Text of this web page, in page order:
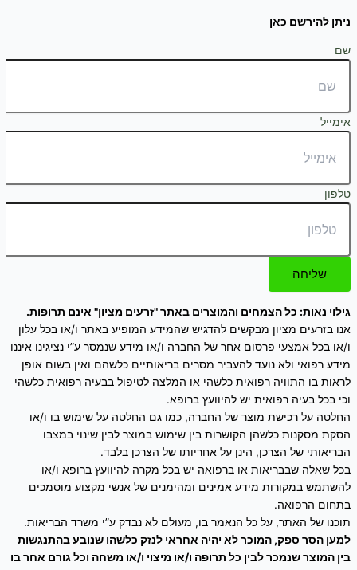
ניתן להירשם כאן
שם
אימייל
טלפון
שליחה
גילוי נאות: כל הצמחים והמוצרים באתר "זרעים מציון" אינם תרופות.
אנו בזרעים מציון מבקשים להדגיש שהמידע המופיע באתר ו/או בכל עלון
ו/או בכל אמצעי פרסום אחר של החברה ו/או מידע שנמסר ע”י נציגינו איננו
מידע רפואי ולא נועד להעביר מסרים בריאותיים כלשהם ואין בשום אופן
לראות בו התוויה רפואית כלשהי או המלצה לטיפול בבעיה רפואית כלשהי
וכי בכל בעיה רפואית יש להיוועץ ברופא.
החלטה על רכישת מוצר של החברה, כמו גם החלטה על שימוש בו ו/או
הסקת מסקנות כלשהן הקושרות בין שימוש במוצר לבין שינוי במצבו
הבריאותי של הצרכן, הינן על אחריותו של הצרכן בלבד.
בכל שאלה שבבריאות או ברפואה יש בכל מקרה להיוועץ ברופא ו/או
להשתמש במקורות מידע אמינים ומהימנים של אנשי מקצוע מוסמכים
בתחום הרפואה.
תוכנו של האתר, על כל הנאמר בו, מעולם לא נבדק ע”י משרד הבריאות.
למען הסר ספק, המוכר לא יהיה אחראי לנזק כלשהו שנובע בהתנגשות
בין המוצר שנמכר לבין כל תרופה ו/או מיצוי ו/או משחה וכל גורם אחר בו